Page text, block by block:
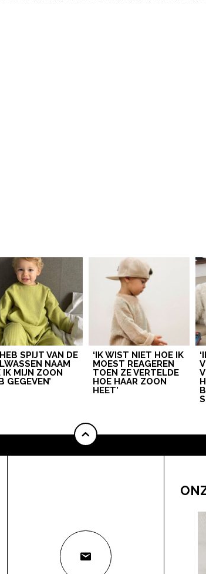
HEB SPIJT VAN DE
NAAM
IK MIJN ZOON
GEGEVEN’
‘IK WIST NIET HOE IK
MOEST REAGEREN
TOEN ZE VERTELDE
HOE HAAR ZOON
HEET’